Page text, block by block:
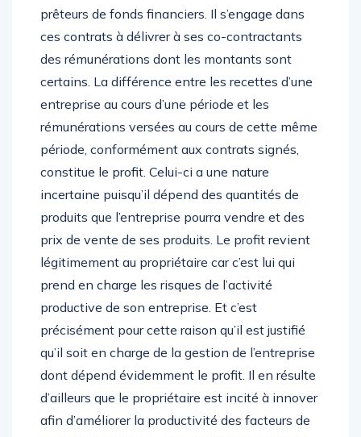
prêteurs de fonds financiers. Il s’engage dans
ces contrats à délivrer à ses co-contractants
des rémunérations dont les montants sont
certains. La différence entre les recettes d’une
entreprise au cours d’une période et les
rémunérations versées au cours de cette même
période, conformément aux contrats signés,
constitue le profit. Celui-ci a une nature
incertaine puisqu’il dépend des quantités de
produits que l’entreprise pourra vendre et des
prix de vente de ses produits. Le profit revient
légitimement au propriétaire car c’est lui qui
prend en charge les risques de l’activité
productive de son entreprise. Et c’est
précisément pour cette raison qu’il est justifié
qu’il soit en charge de la gestion de l’entreprise
dont dépend évidemment le profit. Il en résulte
d’ailleurs que le propriétaire est incité à innover
afin d’améliorer la productivité des facteurs de